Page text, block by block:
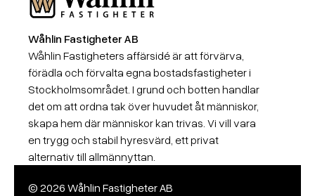
Wåhlin Fastigheter AB
Wåhlin Fastigheters affärsidé är att förvärva,
förädla och förvalta egna bostadsfastigheter i
Stockholmsområdet. I grund och botten handlar
det om att ordna tak över huvudet åt människor,
skapa hem där människor kan trivas. Vi vill vara
en trygg och stabil hyresvärd, ett privat
alternativ till allmännyttan.
© 2026 Wåhlin Fastigheter AB